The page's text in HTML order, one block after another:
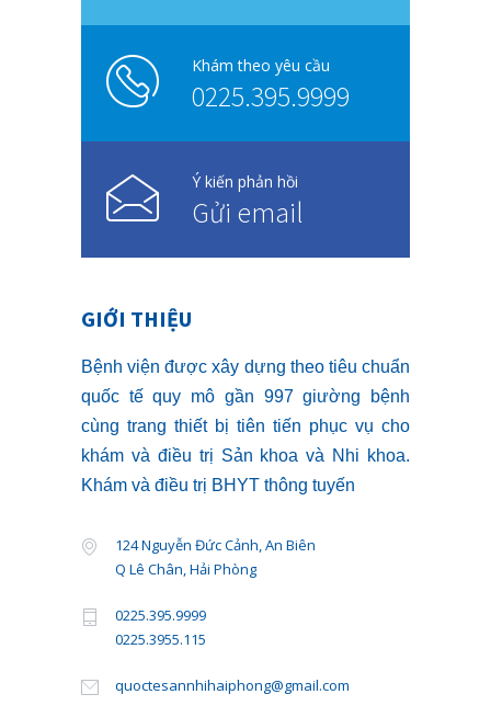
Khám theo yêu cầu
0225.395.9999
Ý kiến phản hồi
Gửi email
GIỚI THIỆU
Bệnh viện được xây dựng theo tiêu chuẩn
quốc tế quy mô gần 997 giường bệnh
cùng trang thiết bị tiên tiến phục vụ cho
khám và điều trị Sản khoa và Nhi khoa.
Khám và điều trị BHYT thông tuyến
124 Nguyễn Đức Cảnh, An Biên
Q Lê Chân, Hải Phòng
0225.395.9999
0225.3955.115
quoctesannhihaiphong@gmail.com